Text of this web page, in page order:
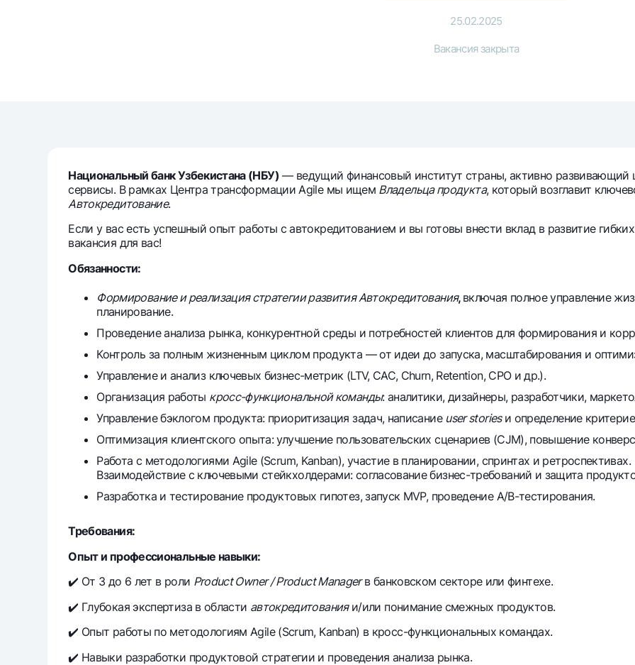
Найти
Полезные ссылки
Часто задаваемые вопросыПресс-центрОфисы и банкоматыСогласие на обработку персональных данных
Следите за нами в соцсетях
1344
25.02.2025
Вакансия закрыта
Национальный банк Узбекистана (НБУ) — ведущий финансовый институт страны, активно
сервисы. В рамках Центра трансформации Agile мы ищем Владельца продукта, который возглавит
Автокредитование.
Если у вас есть успешный опыт работы с автокредитованием и вы готовы внести вклад в развитие
вакансия для вас!
Обязанности:
Формирование и реализация стратегии развития Автокредитования, включая полное управление
планирование.
Проведение анализа рынка, конкурентной среды и потребностей клиентов для формирования и
Контроль за полным жизненным циклом продукта — от идеи до запуска, масштабирования и
Управление и анализ ключевых бизнес-метрик (LTV, CAC, Churn, Retention, CPO и др.).
Организация работы кросс-функциональной команды: аналитики, дизайнеры, разработчики,
Управление бэклогом продукта: приоритизация задач, написание user storiesи определение
Оптимизация клиентского опыта: улучшение пользовательских сценариев (CJM), повышение
Работа с методологиями Agile (Scrum, Kanban), участие в планировании, спринтах и ретроспективах.
Взаимодействие с ключевыми стейкхолдерами: согласование бизнес-требований и защита
Разработка и тестирование продуктовых гипотез, запуск MVP, проведение A/B-тестирования.
Требования:
Опыт и профессиональные навыки:
✔️ От 3 до 6 лет в роли Product Owner / Product Managerв банковском секторе или финтехе.
✔️ Глубокая экспертиза в области автокредитованияи/или понимание смежных продуктов.
✔️ Опыт работы по методологиям Agile (Scrum, Kanban) в кросс-функциональных командах.
✔️ Навыки разработки продуктовой стратегии и проведения анализа рынка.